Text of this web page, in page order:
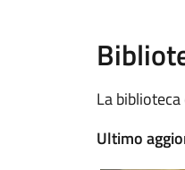
La
Ultimo